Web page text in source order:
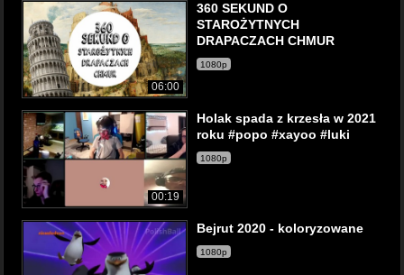
06:00
360 SEKUND O
STAROŻYTNYCH
DRAPACZACH CHMUR
1080p
00:19
Holak spada z krzesła w 2021
roku #popo #xayoo #luki
1080p
Bejrut 2020 - koloryzowane
1080p